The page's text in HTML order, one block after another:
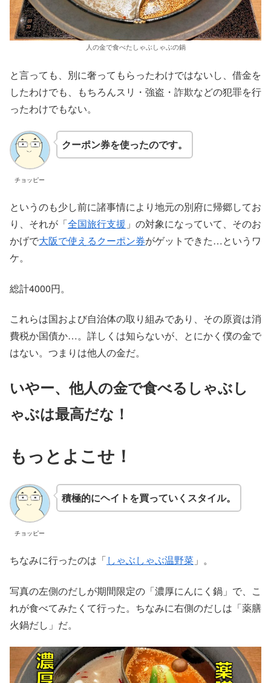
人の金で食べたしゃぶしゃぶの鍋
と言っても、別に奢ってもらったわけではないし、借金を
したわけでも、もちろんスリ・強盗・詐欺などの犯罪を行
ったわけでもない。
チョッピー
クーポン券を使ったのです。
というのも少し前に諸事情により地元の別府に帰郷してお
り、それが「全国旅行支援 」の対象になっていて、そのお
かげで大阪で使えるクーポン券がゲットできた…というワ
ケ。
総計4000円。
これらは国および自治体の取り組みであり、その原資は消
費税か国債か…。詳しくは知らないが、とにかく僕の金で
はない。つまりは他人の金だ。
いやー、他人の金で食べるしゃぶし
ゃぶは最高だな！
もっとよこせ！
チョッピー
積極的にヘイトを買っていくスタイル。
ちなみに行ったのは「しゃぶしゃぶ温野菜 」。
写真の左側のだしが期間限定の「濃厚にんにく鍋」で、こ
れが食べてみたくて行った。ちなみに右側のだしは「薬膳
火鍋だし」だ。